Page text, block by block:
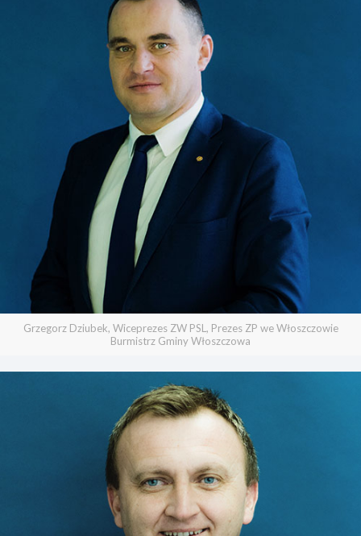
Grzegorz Dziubek, Wiceprezes ZW PSL, Prezes ZP we Włoszczowie
Burmistrz Gminy Włoszczowa